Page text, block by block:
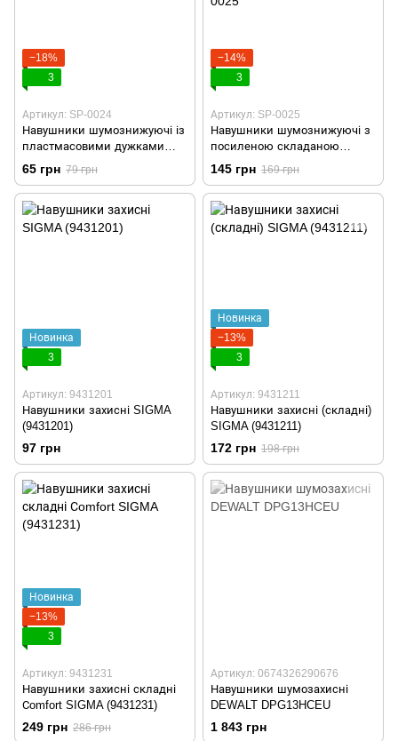
−18%
3
Артикул: SP-0024
Навушники шумознижуючі із
пластмасовими дужками
INTERTOOL SP-0024
65 грн 79 грн
−14%
3
Артикул: SP-0025
Навушники шумознижуючі з
посиленою складаною
дужкою INTERTOOL SP-0025
145 грн 169 грн
Новинка
3
Артикул: 9431201
Навушники захисні SIGMA
(9431201)
97 грн
Новинка
−13%
3
Артикул: 9431211
Навушники захисні (складні)
SIGMA (9431211)
172 грн 198 грн
Новинка
−13%
3
Артикул: 9431231
Навушники захисні складні
Сomfort SIGMA (9431231)
249 грн 286 грн
Артикул: 0674326290676
Навушники шумозахисні
DEWALT DPG13HCEU
1 843 грн